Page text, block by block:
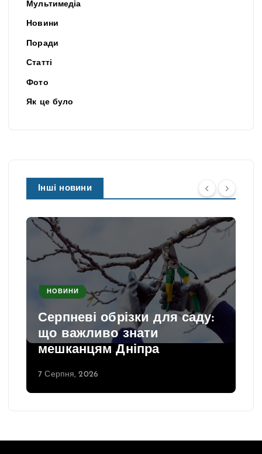
Мультимедіа
Новини
Поради
Статті
Фото
Як це було
Інші новини
НОВИНИ
Серпневі обрізки для саду:
що важливо знати
мешканцям Дніпра
7 Серпня, 2026